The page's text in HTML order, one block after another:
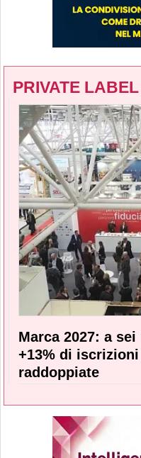
PRIVATE LABEL
Marca 2027: a
+13% di
raddoppiate